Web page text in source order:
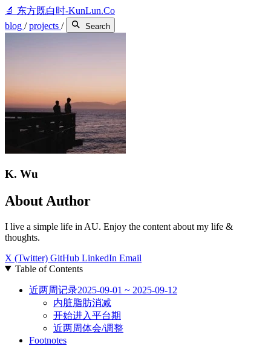
🔬 东方既白时-KunLun.Co
blog /projects / Search
K. Wu
About Author
I live a simple life in AU. Enjoy the content about my life &
thoughts.
X (Twitter) GitHub LinkedIn Email
Table of Contents
近两周记录2025-09-01 ~ 2025-09-12
内脏脂肪消减
开始进入平台期
近两周体会/调整
Footnotes